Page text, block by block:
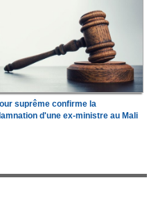
suprême confirme la
d'une ex-ministre au Mali